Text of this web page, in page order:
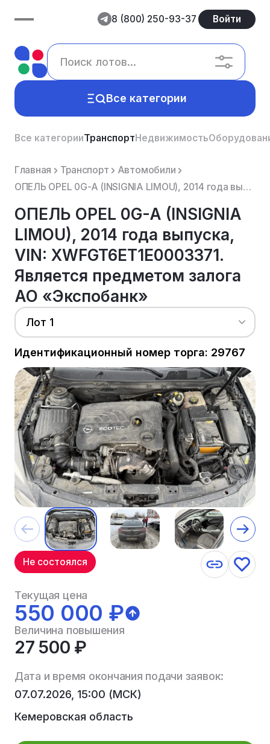
8 (800) 250-93-37 Войти
Все категории
Все категорииТранспортНедвижимость
Главная Транспорт
Автомобили
ОПЕЛЬ OPEL 0G-A (INSIGNIA LIMOU), 2014 года выпуска, VIN: XWFGT6ET1E0003371. Является предметом зало...
ОПЕЛЬ OPEL 0G-A (INSIGNIA
LIMOU), 2014 года выпуска,
VIN: XWFGT6ET1E0003371.
Является предметом залога
АО «Экспобанк»
Лот 1
Идентификационный номер торга: 29767
Не состоялся
Текущая цена
550 000 ₽
Величина повышения
27 500 ₽
Дата и время окончания подачи заявок:
07.07.2026, 15:00 (МСК)
Кемеровская область